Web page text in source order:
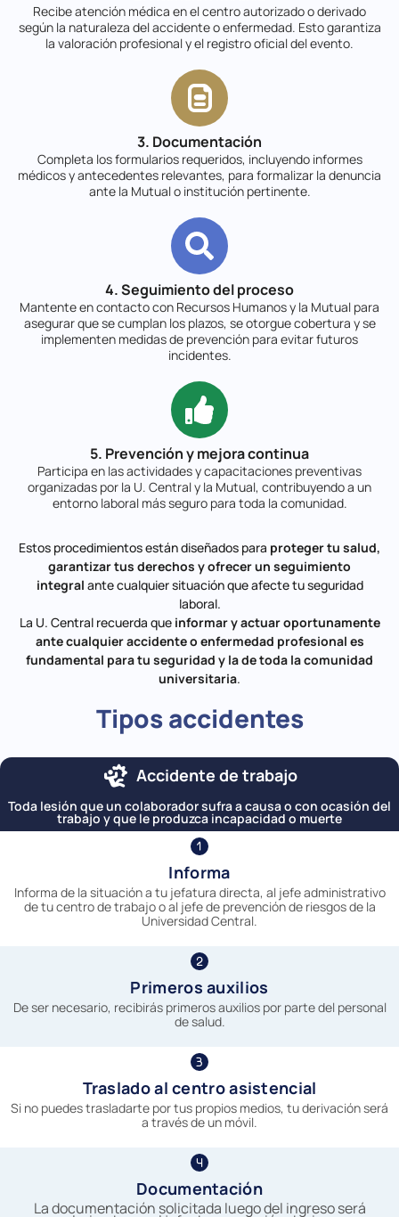
Recibe atención médica en el centro autorizado o derivado
según la naturaleza del accidente o enfermedad. Esto garantiza
la valoración profesional y el registro oficial del evento.
3. Documentación
Completa los formularios requeridos, incluyendo informes
médicos y antecedentes relevantes, para formalizar la denuncia
ante la Mutual o institución pertinente.
4. Seguimiento del proceso
Mantente en contacto con Recursos Humanos y la Mutual para
asegurar que se cumplan los plazos, se otorgue cobertura y se
implementen medidas de prevención para evitar futuros
incidentes.
5. Prevención y mejora continua
Participa en las actividades y capacitaciones preventivas
organizadas por la U. Central y la Mutual, contribuyendo a un
entorno laboral más seguro para toda la comunidad.
Estos procedimientos están diseñados para proteger tu salud,
garantizar tus derechos y ofrecer un seguimiento
integral ante cualquier situación que afecte tu seguridad
laboral.
La U. Central recuerda que informar y actuar oportunamente
ante cualquier accidente o enfermedad profesional es
fundamental para tu seguridad y la de toda la comunidad
universitaria.
Tipos accidentes
Accidente de trabajo
Toda lesión que un colaborador sufra a causa o con ocasión del
trabajo y que le produzca incapacidad o muerte
Informa
Informa de la situación a tu jefatura directa, al jefe administrativo
de tu centro de trabajo o al jefe de prevención de riesgos de la
Universidad Central.
Primeros auxilios
De ser necesario, recibirás primeros auxilios por parte del personal
de salud.
Traslado al centro asistencial
Si no puedes trasladarte por tus propios medios, tu derivación será
a través de un móvil.
Documentación
La documentación solicitada luego del ingreso será